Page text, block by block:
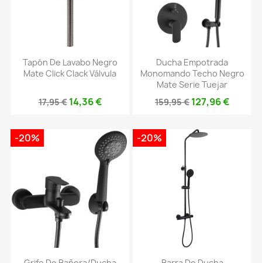
Tapón De Lavabo Negro
Mate Click Clack Válvula
17,95 € 14,36 €
Ducha Empotrada
Monomando Techo Negro
Mate Serie Tuejar
159,95 € 127,96 €
-20% -20%